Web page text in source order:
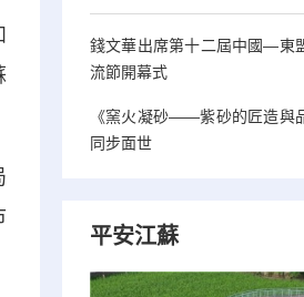
錢文華出席第十二屆中國—東
流節開幕式
《窯火凝砂——紫砂的匠造與
同步面世
平安江蘇